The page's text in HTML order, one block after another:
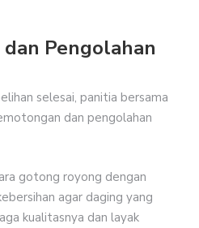
Pengolahan
selesai, panitia bersama
dan pengolahan
gotong royong dengan
agar daging yang
kualitasnya dan layak